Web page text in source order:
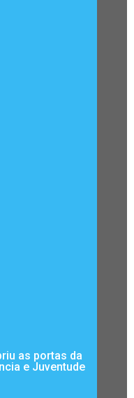
as portas da
e Juventude